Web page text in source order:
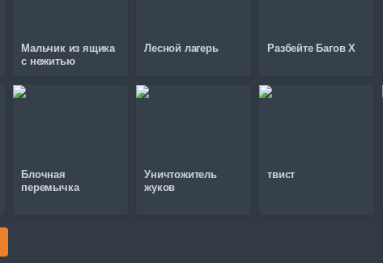
Мальчик из ящика
с нежитью
Лесной лагерь Разбейте Багов X
Блочная
перемычка
Уничтожитель
жуков
твист